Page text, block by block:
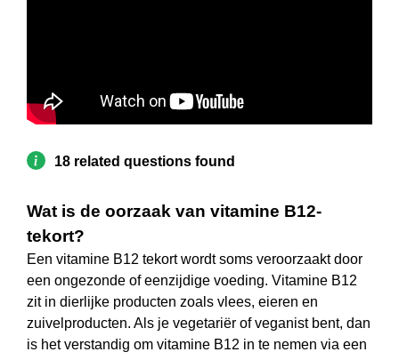
18 related questions found
Wat is de oorzaak van vitamine B12-
tekort?
Een vitamine B12 tekort wordt soms veroorzaakt door
een ongezonde of eenzijdige voeding. Vitamine B12
zit in dierlijke producten zoals vlees, eieren en
zuivelproducten. Als je vegetariër of veganist bent, dan
is het verstandig om vitamine B12 in te nemen via een